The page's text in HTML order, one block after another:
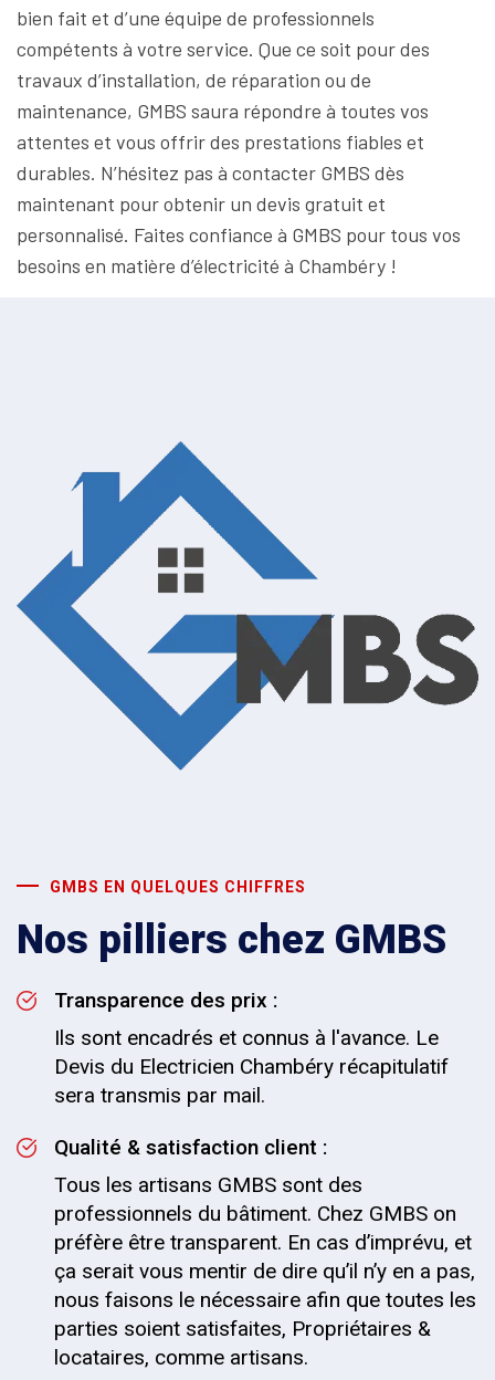
bien fait et d’une équipe de professionnels
compétents à votre service. Que ce soit pour des
travaux d’installation, de réparation ou de
maintenance, GMBS saura répondre à toutes vos
attentes et vous offrir des prestations fiables et
durables. N’hésitez pas à contacter GMBS dès
maintenant pour obtenir un devis gratuit et
personnalisé. Faites confiance à GMBS pour tous vos
besoins en matière d’électricité à Chambéry !
GMBS EN QUELQUES CHIFFRES
Nos pilliers chez GMBS
Transparence des prix :
Ils sont encadrés et connus à l'avance. Le
Devis du Electricien Chambéry récapitulatif
sera transmis par mail.
Qualité & satisfaction client :
Tous les artisans GMBS sont des
professionnels du bâtiment. Chez GMBS on
préfère être transparent. En cas d’imprévu, et
ça serait vous mentir de dire qu’il n’y en a pas,
nous faisons le nécessaire afin que toutes les
parties soient satisfaites, Propriétaires &
locataires, comme artisans.